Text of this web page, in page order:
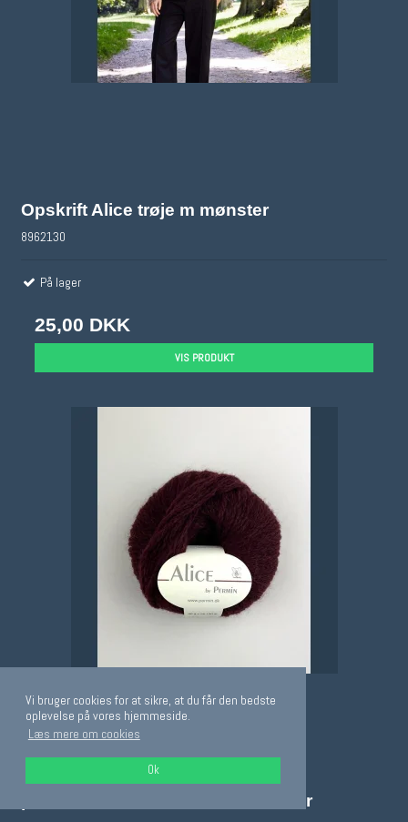
Vi bruger cookies for at sikre, at du får den bedste
oplevelse på vores hjemmeside.
Læs mere om cookies
Ok
Opskrift Alice trøje m mønster
8962130
På lager
25,00 DKK
VIS PRODUKT
permin Alice nr 886222 efterårsbær